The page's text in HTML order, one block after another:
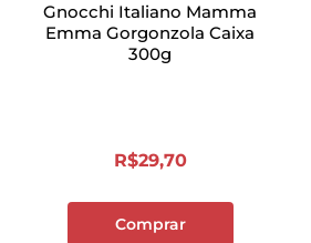
Gnocchi Italiano Mamma
Emma Gorgonzola Caixa
300g
R$29,70
Comprar